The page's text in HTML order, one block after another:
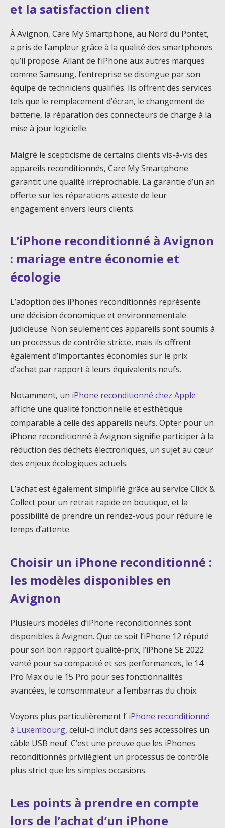
et la satisfaction client
À Avignon, Care My Smartphone, au Nord du Pontet,
a pris de l’ampleur grâce à la qualité des smartphones
qu’il propose. Allant de l’iPhone aux autres marques
comme Samsung, l’entreprise se distingue par son
équipe de techniciens qualifiés. Ils offrent des services
tels que le remplacement d’écran, le changement de
batterie, la réparation des connecteurs de charge à la
mise à jour logicielle.
Malgré le scepticisme de certains clients vis-à-vis des
appareils reconditionnés, Care My Smartphone
garantit une qualité irréprochable. La garantie d’un an
offerte sur les réparations atteste de leur
engagement envers leurs clients.
L’iPhone reconditionné à Avignon
: mariage entre économie et
écologie
L’adoption des iPhones reconditionnés représente
une décision économique et environnementale
judicieuse. Non seulement ces appareils sont soumis à
un processus de contrôle stricte, mais ils offrent
également d’importantes économies sur le prix
d’achat par rapport à leurs équivalents neufs.
Notamment, un iPhone reconditionné chez Apple
affiche une qualité fonctionnelle et esthétique
comparable à celle des appareils neufs. Opter pour un
iPhone reconditionné à Avignon signifie participer à la
réduction des déchets électroniques, un sujet au cœur
des enjeux écologiques actuels.
L’achat est également simplifié grâce au service Click &
Collect pour un retrait rapide en boutique, et la
possibilité de prendre un rendez-vous pour réduire le
temps d’attente.
Choisir un iPhone reconditionné :
les modèles disponibles en
Avignon
Plusieurs modèles d’iPhone reconditionnés sont
disponibles à Avignon. Que ce soit l’iPhone 12 réputé
pour son bon rapport qualité-prix, l’iPhone SE 2022
vanté pour sa compacité et ses performances, le 14
Pro Max ou le 15 Pro pour ses fonctionnalités
avancées, le consommateur a l’embarras du choix.
Voyons plus particulièrement l’ iPhone reconditionné
à Luxembourg, celui-ci inclut dans ses accessoires un
câble USB neuf. C’est une preuve que les iPhones
reconditionnés privilégient un processus de contrôle
plus strict que les simples occasions.
Les points à prendre en compte
lors de l’achat d’un iPhone